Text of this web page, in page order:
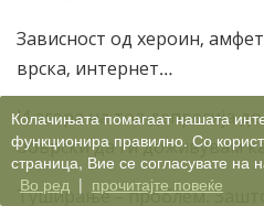
Зависност од хероин,
врска, интернет…
И згора на тоа депресија до
обврски да ги доживувам
Туширање – проблем. Зашто
Колачињата помагаат нашата
функционира правилно. Со
страница, Вие се согласувате на
Во ред | прочитајте повеќе